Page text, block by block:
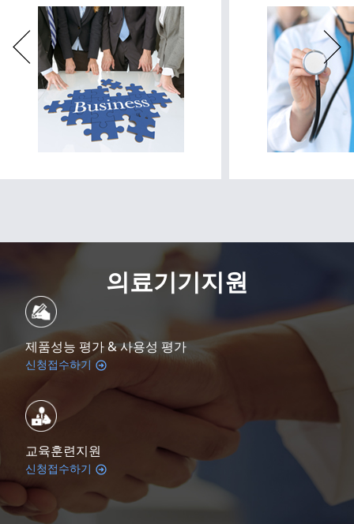
의료기기지원
제품성능 평가 & 사용성 평가
신청접수하기
교육훈련지원
신청접수하기